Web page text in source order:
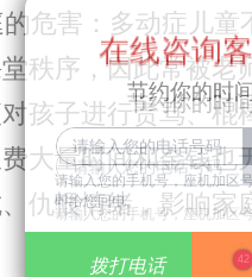
危害：多动症儿童
秩序，因此常被老
孩子进行责骂、棍
大量时间和金钱也
仇恨情绪，影响家
在线咨询
节约你的时
请输入您的手机号，座机加区
即给您回电。
拨打电话 42
在线咨询
节约你的时间
请输入您的手机号，座机加区
即给您回电。
拨打电话